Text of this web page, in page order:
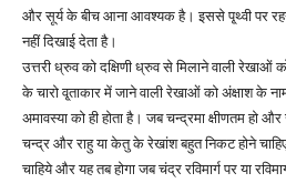
और सूर्य के बीच आना आवश्यक है। इससे पृ्थ्वी पर
नहीं दिखाई देता है।
उत्तरी ध्रुव को दक्षिणी ध्रुव से मिलाने वाली रेखाओं
के चारो वृ्ताकार में जाने वाली रेखाओं को अंक्षाश के
अमावस्या को ही होता है। जब चन्द्रमा क्षीणतम हो और
चन्द्र और राहु या केतु के रेखांश बहुत निकट होने
चाहिये और यह तब होगा जब चंद्र रविमार्ग पर या